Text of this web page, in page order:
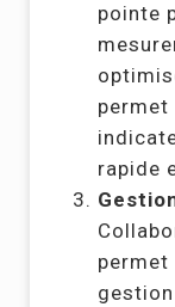
pointe
permet
rapide
permet